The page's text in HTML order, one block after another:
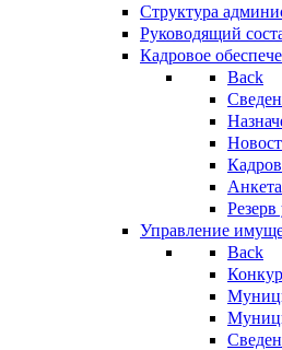
Структура
Руководящий
Кадровое
Back
Управление
Back